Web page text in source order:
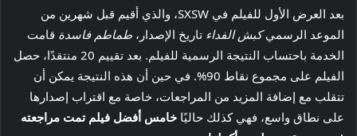
بعد العرض الأول للفيلم في SXSW، والذي أقيم قبل شهرين من
الموعد الرسميكبش الفداء تاريخ الإصدار، طماطم فاسدة قامت
الخدمة باحتساب النتيجة الرسمية للفيلم. بعد تقييم 20 منتقدًا، حصل
الفيلم على مجموع نقاط 90%. في حين أن هذه النتيجة يمكن أن
تتقلب مع إضافة المزيد من المراجعات، خاصة مع اقتراب إصدارها
على نطاق واسع، فهي كذلك حاليًا خامس أفضل فيلم تمت مراجعته